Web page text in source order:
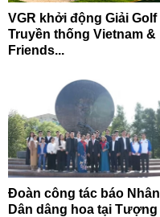
VGR khởi động Giải Golf
Truyền thống Vietnam &
Friends...
Đoàn công tác báo Nhân
Dân dâng hoa tại Tượng